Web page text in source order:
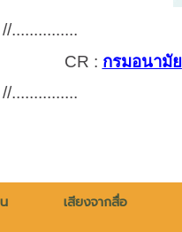
//...............
CR : กรมอนามัย
//...............
เสียงจากสื่อ